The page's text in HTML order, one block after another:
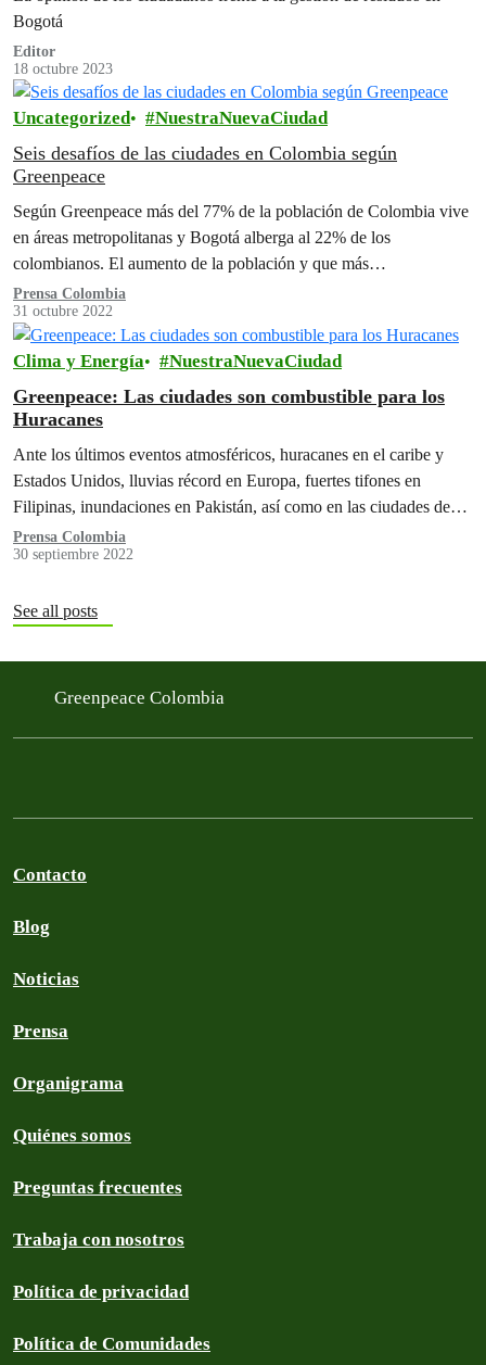
Bogotá
Editor
18 octubre 2023
Uncategorized NuestraNuevaCiudad
Seis desafíos de las ciudades en Colombia según
Greenpeace
Según Greenpeace más del 77% de la población de Colombia vive
en áreas metropolitanas y Bogotá alberga al 22% de los
colombianos. El aumento de la población y que más…
Prensa Colombia
31 octubre 2022
Clima y Energía NuestraNuevaCiudad
Greenpeace: Las ciudades son combustible para los
Huracanes
Ante los últimos eventos atmosféricos, huracanes en el caribe y
Estados Unidos, lluvias récord en Europa, fuertes tifones en
Filipinas, inundaciones en Pakistán, así como en las ciudades de
Barranquilla…
Prensa Colombia
30 septiembre 2022
See all posts
Greenpeace Colombia
Contacto
Blog
Noticias
Prensa
Organigrama
Quiénes somos
Preguntas frecuentes
Trabaja con nosotros
Política de privacidad
Política de Comunidades